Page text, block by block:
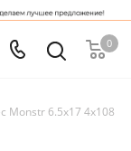
0
Monstr 6.5x17 4x108